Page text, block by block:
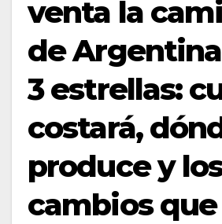
venta la
de
3 estrellas:
costará,
produce y
cambios que